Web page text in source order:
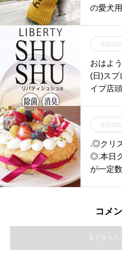
の愛犬
て、飼
ですね
0852-61-
ットサ
おはよ
(日)スプ
イプ店
閉店時
す。お
P 0852-
keoutの
までと
852-
亜塩素
「新型
.◎クリ
◎.本日
が一定
リスマ
コメ
0 トラック